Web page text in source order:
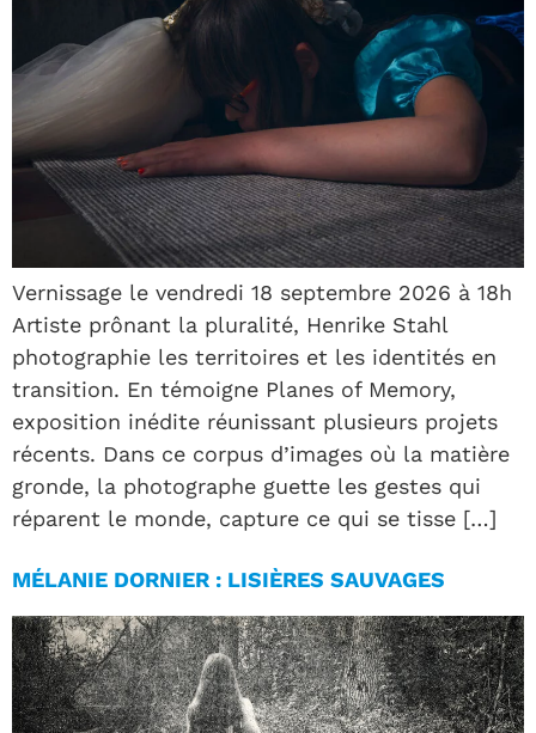
Vernissage le vendredi 18 septembre 2026 à 18h
Artiste prônant la pluralité, Henrike Stahl
photographie les territoires et les identités en
transition. En témoigne Planes of Memory,
exposition inédite réunissant plusieurs projets
récents. Dans ce corpus d’images où la matière
gronde, la photographe guette les gestes qui
réparent le monde, capture ce qui se tisse […]
MÉLANIE DORNIER : LISIÈRES SAUVAGES